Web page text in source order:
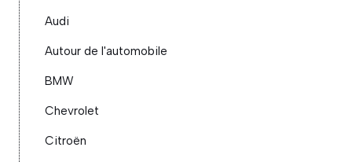
Audi
Autour de l'automobile
BMW
Chevrolet
Citroën